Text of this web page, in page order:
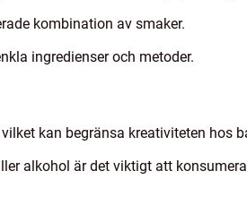
kombination av smaker.
ingredienser och metoder.
kan begränsa kreativiteten hos
alkohol är det viktigt att